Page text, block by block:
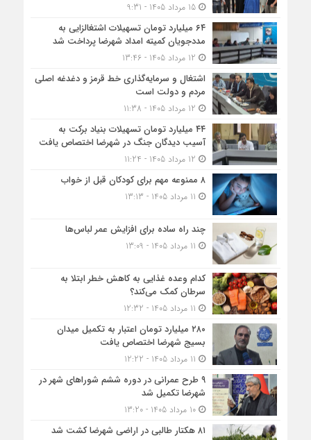
15 مرداد 1405 - 9:31
۶۴ میلیارد تومان تسهیلات اشتغالزایی به
مددجویان کمیته امداد شهرضا پرداخت شد
اشتغال و سرمایه‌گذاری خط قرمز و دغدغه اصلی
مردم و دولت است
۴۴ میلیارد تومان تسهیلات بنیاد برکت به
آسیب دیدگان جنگ در شهرضا اختصاص یافت
۸ ممنوعه مهم برای کودکان قبل از خواب
چند راه ساده برای افزایش عمر لباس‌ها
کدام وعده غذایی به کاهش خطر ابتلا به
سرطان کمک می‌کند؟
۲۸۰ میلیارد تومان اعتبار به تکمیل میدان
بسیج شهرضا اختصاص یافت
۹ طرح عمرانی در دوره ششم شوراهای شهر در
شهرضا تکمیل شد
10 مرداد 1405 - 13:20
۸۱ هکتار طالبی در اراضی شهرضا کشت شد